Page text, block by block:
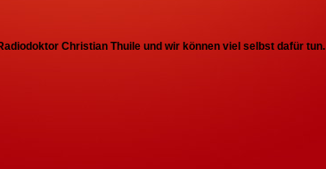
Christian Thuile und wir können viel selbst dafür tun.